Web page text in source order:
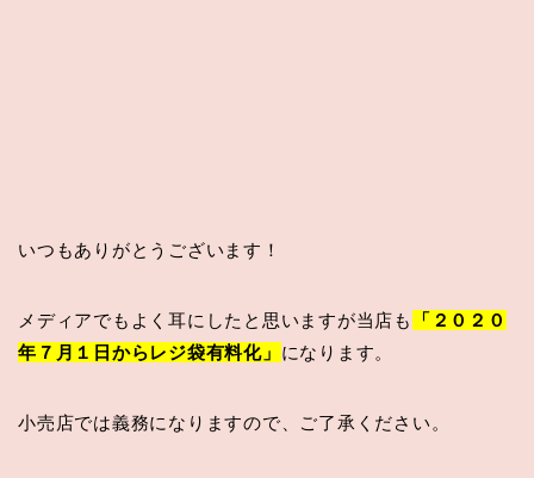
いつもありがとうございます！
メディアでもよく耳にしたと思いますが当店も
「２０２０
年７月１日からレジ袋有料化」 になります。
小売店では義務になりますので、ご了承ください。